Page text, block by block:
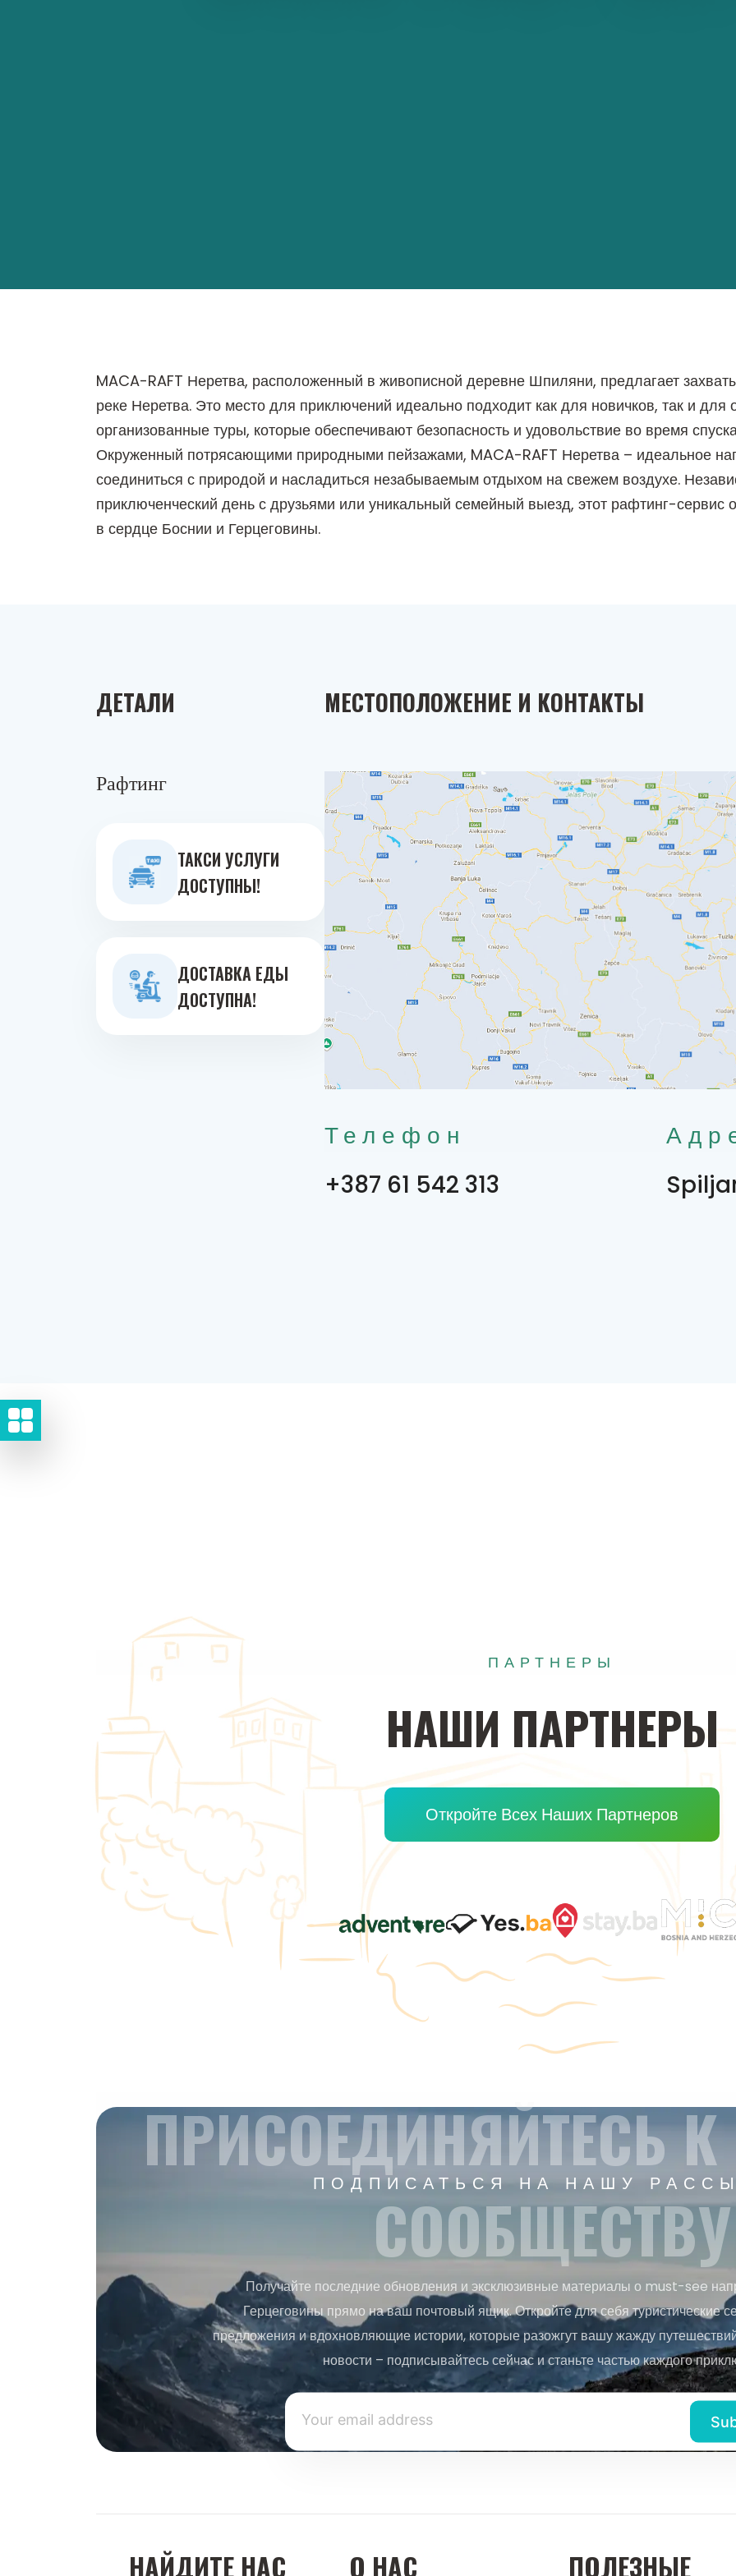
MACA-RAFT Неретва, расположенный в живописной деревне Шпиляни, предлагает
реке Неретва. Это место для приключений идеально подходит как для новичков, так и
организованные туры, которые обеспечивают безопасность и удовольствие во время
Окруженный потрясающими природными пейзажами, MACA-RAFT Неретва – идеальное
соединиться с природой и насладиться незабываемым отдыхом на свежем воздухе.
приключенческий день с друзьями или уникальный семейный выезд, этот рафтинг-
в сердце Боснии и Герцеговины.
ДЕТАЛИ
Рафтинг
ТАКСИ УСЛУГИ
ДОСТУПНЫ!
ДОСТАВКА ЕДЫ
ДОСТУПНА!
МЕСТОПОЛОЖЕНИЕ И КОНТАКТЫ
Телефон
+387 61 542 313
ПАРТНЕРЫ
НАШИ ПАРТНЕРЫ
Откройте Всех Наших Партнеров
ПОДПИСАТЬСЯ НА НАШУ
ПРИСОЕДИНЯЙТЕСЬ
СООБЩЕСТВУ
Получайте последние обновления и эксклюзивные материалы о must-see
Герцеговины прямо на ваш почтовый ящик. Откройте для себя туристические
предложения и вдохновляющие истории, которые разожгут вашу жажду
новости – подписывайтесь сейчас и станьте частью каждого
НАЙДИТЕ НАС О НАС ПОЛЕЗНЫЕ